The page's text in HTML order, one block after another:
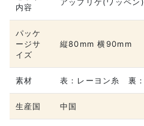
内容
パッケ
ージサ
イズ
縦80mm 横90mm
素材 表：レーヨン糸 裏
生産国 中国